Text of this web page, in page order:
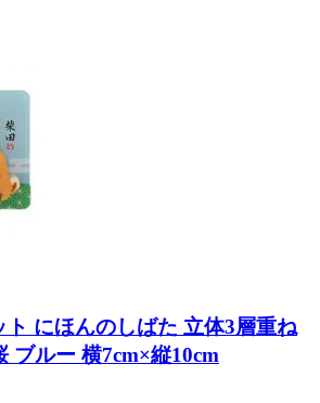
ト にほんのしばた 立体3層重ね
ブルー 横7cm×縦10cm